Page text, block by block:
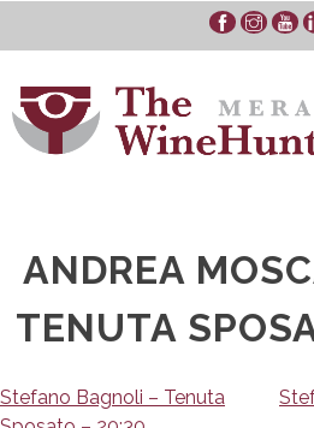
ANDREA
TENUTA
Navigazione
Stefano Bagnoli – Tenuta